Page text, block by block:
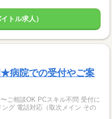
トル求人）
★病院での受付やご案
ご相談OK PCスキル不問 受付に
グ 電話対応（取次メイン その